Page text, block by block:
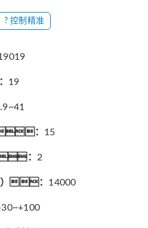
? 控制精准
19
： 15
： 2
）： 14000
30~+100